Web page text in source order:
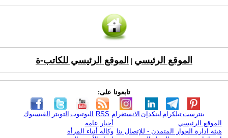
الموقع الرئيسي الموقع الرئيسي للكاتب-ة
تابعونا على:
الفيسبوك التويتر اليوتيوب RSS الانستغرام لينكدإن تيلكرامبنترست
الموقع الرئيسي
هيئة ادارة الحوار المتمدن - للإتصال بنا
أخبار عامة
وكالة أنباء المرأة